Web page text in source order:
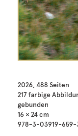
2026, 488 Seiten
217 farbige
gebunden
16 × 24 cm
978-3-03919-659-